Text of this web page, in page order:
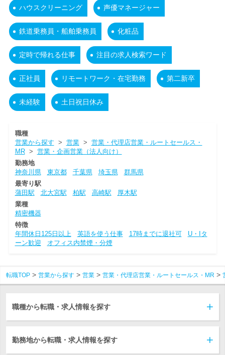
ハウスクリーニング 声優マネージャー
鉄道乗務員・船舶乗務員 化粧品
定時で帰れる仕事 注目の求人検索ワード
正社員 リモートワーク・在宅勤務 第二新卒
未経験 土日祝日休み
職種
営業から探す > 営業> 営業・代理店営業・ルートセールス・
MR> 営業・企画営業（法人向け）
勤務地
神奈川県
東京都 千葉県 埼玉県
群馬県
最寄り駅
蒲田駅
北大宮駅 柏駅 高崎駅
厚木駅
業種
精密機器
特徴
年間休日125日以上
英語を使う仕事 17時までに退社可
U・Iタ
ーン歓迎
オフィス内禁煙・分煙
転職TOP 営業から探す 営業 営業・代理店営業・ルートセールス・MR
職種から転職・求人情報を探す
勤務地から転職・求人情報を探す